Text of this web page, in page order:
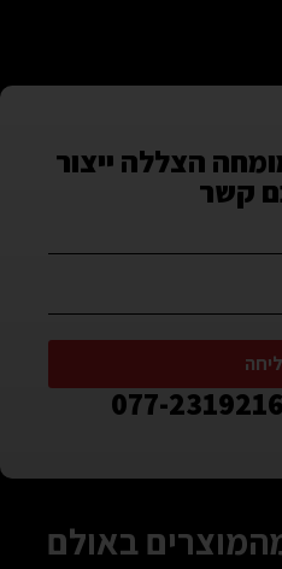
באולם
הצללה ייצור
קשר